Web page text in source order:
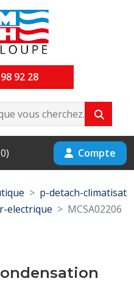
92 28
0) Compte
p-detach-climatisat
electrique
MCSA02206